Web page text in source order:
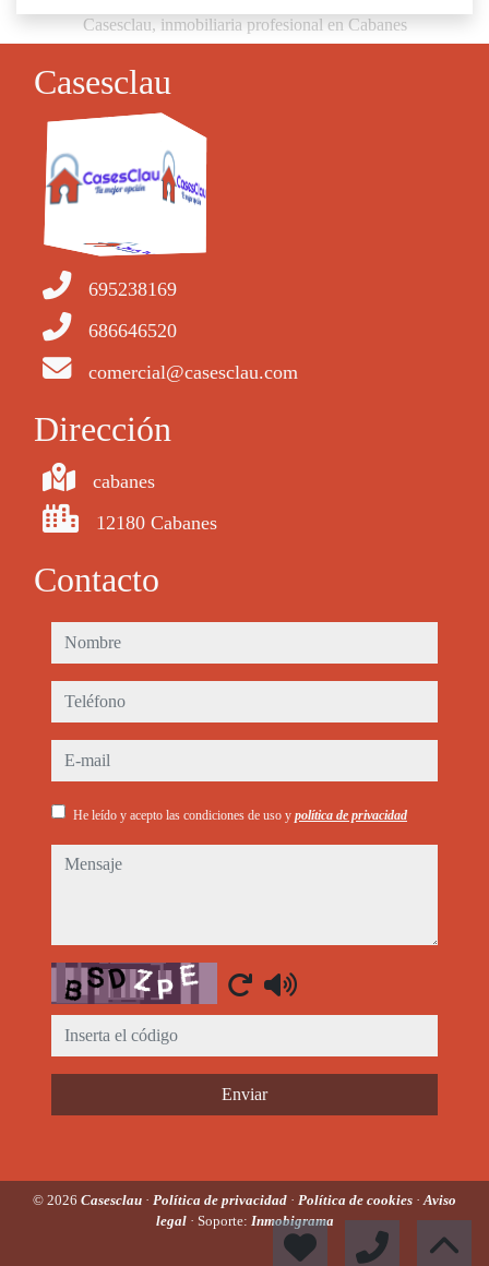
Casesclau, inmobiliaria profesional en Cabanes
Casesclau
695238169
686646520
comercial@casesclau.com
Dirección
cabanes
12180 Cabanes
Contacto
nombre
teléfono
e-mail
He leído y acepto las condiciones de uso y política de privacidad
mensaje
Captcha
Enviar
© 2026 Casesclau · Política de privacidad · Política de cookies ·Aviso
legal · Soporte: Inmobigrama